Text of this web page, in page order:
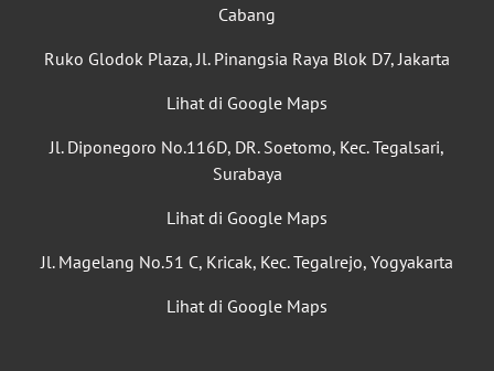
Cabang
Ruko Glodok Plaza, Jl. Pinangsia Raya Blok D7, Jakarta
Lihat di Google Maps
Jl. Diponegoro No.116D, DR. Soetomo, Kec. Tegalsari,
Surabaya
Lihat di Google Maps
Jl. Magelang No.51 C, Kricak, Kec. Tegalrejo, Yogyakarta
Lihat di Google Maps